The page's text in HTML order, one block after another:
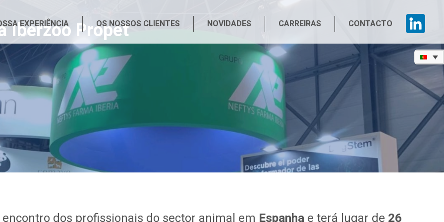
EXPERIÊNCIA OS NOSSOS CLIENTES NOVIDADES CARREIRAS CONTACTO
Iberzoo Propet
dos profissionais do sector animal em Espanha e terá lugar de 26